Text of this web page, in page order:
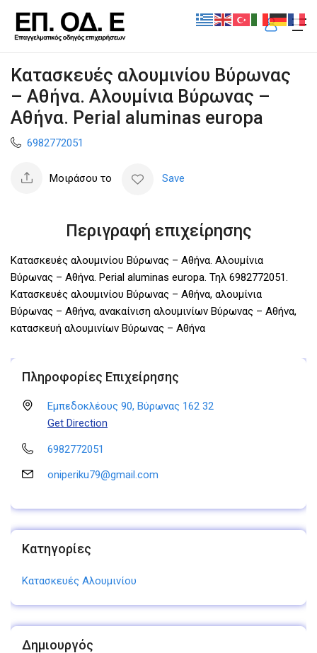
Κατασκευές αλουμινίου Βύρωνας
– Αθήνα. Αλουμίνια Βύρωνας –
Αθήνα. Perial aluminas europa
6982772051
Μοιράσου το Save
Περιγραφή επιχείρησης
Κατασκευές αλουμινίου Βύρωνας – Αθήνα. Αλουμίνια
Βύρωνας – Αθήνα. Perial aluminas europa. Τηλ 6982772051.
Κατασκευές αλουμινίου Βύρωνας – Αθήνα, αλουμίνια
Βύρωνας – Αθήνα, ανακαίνιση αλουμινίων Βύρωνας – Αθήνα,
κατασκευή αλουμινίων Βύρωνας – Αθήνα
Πληροφορίες Επιχείρησης
Εμπεδοκλέους 90, Βύρωνας 162 32
Get Direction
6982772051
oniperiku79@gmail.com
Κατηγορίες
Κατασκευές Αλουμινίου
Δημιουργός